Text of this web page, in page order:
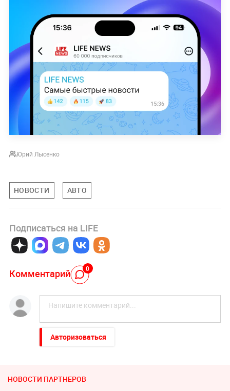
Юрий Лысенко
НОВОСТИ АВТО
Подписаться на LIFE
Комментарий 0
Авторизоваться
НОВОСТИ ПАРТНЕРОВ